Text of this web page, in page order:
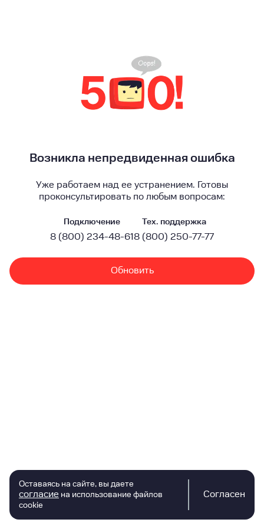
Возникла непредвиденная ошибка
Уже работаем над ее устранением. Готовы
проконсультировать по любым вопросам:
Подключение
8 (800) 234-48-61
Тех. поддержка
8 (800) 250-77-77
Обновить
Оставаясь на сайте, вы даете
согласие на использование файлов
cookie
Согласен